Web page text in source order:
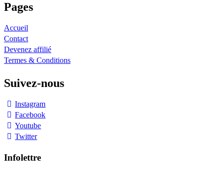
Pages
Accueil
Contact
Devenez affilié
Termes & Conditions
Suivez-nous
Instagram
Facebook
Youtube
Twitter
Infolettre